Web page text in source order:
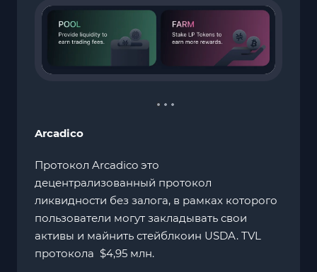
Arcadico
Протокол Arcadico это
децентрализованный протокол
ликвидности без залога, в рамках которого
пользователи могут закладывать свои
активы и майнить стейблкоин USDA. TVL
протокола $4,95 млн.